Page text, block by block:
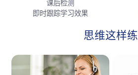
课后检测
即时跟踪学习效果
思维这样练